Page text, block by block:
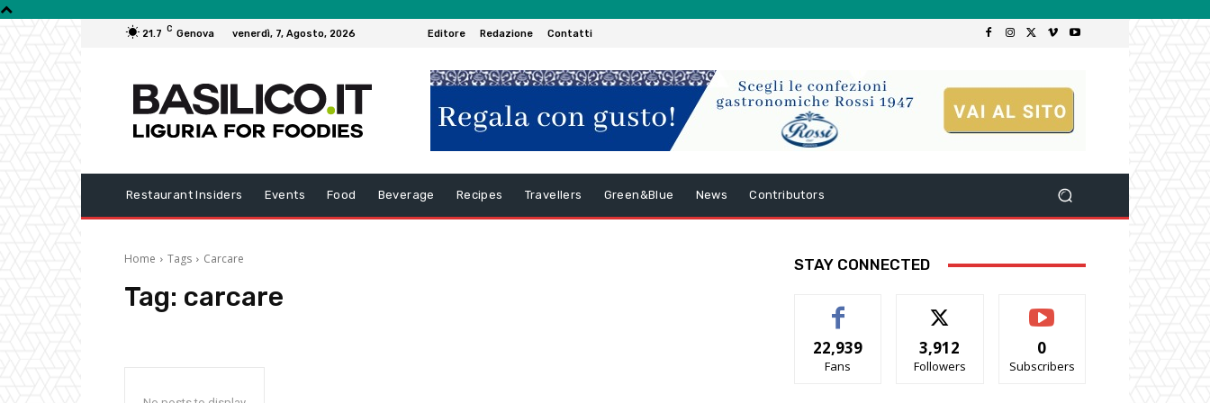
21.7 C Genova venerdì, 7, Agosto, 2026 Editore Redazione Contatti
Restaurant Insiders Events Food Beverage Recipes Travellers Green&Blue News Contributors
Home Tags Carcare
Tag: carcare
STAY CONNECTED
22,939
Fans
3,912
Followers
0
Subscribers